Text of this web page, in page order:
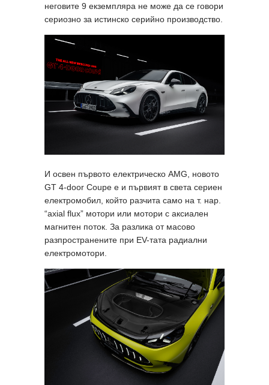
неговите 9 екземпляра не може да се говори
сериозно за истинско серийно производство.
И освен първото електрическо AMG, новото
GT 4-door Coupe е и първият в света сериен
електромобил, който разчита само на т. нар.
“axial flux” мотори или мотори с аксиален
магнитен поток. За разлика от масово
разпространените при EV-тата радиални
електромотори.